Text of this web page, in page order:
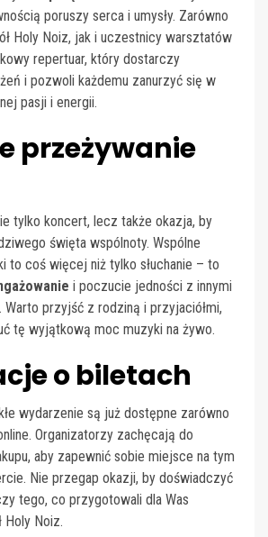
poruszy serca i umysły. Zarówno
Holy Noiz, jak i uczestnicy warsztatów
repertuar, który dostarczy
i pozwoli każdemu zanurzyć się w
pasji i energii.
przeżywanie
tylko koncert, lecz także okazja, by
święta wspólnoty. Wspólne
to coś więcej niż tylko słuchanie – to
i poczucie jedności z innymi
Warto przyjść z rodziną i przyjaciółmi,
tę wyjątkową moc muzyki na żywo.
o biletach
wydarzenie są już dostępne zarówno
Organizatorzy zachęcają do
aby zapewnić sobie miejsce na tym
Nie przegap okazji, by doświadczyć
tego, co przygotowali dla Was
Holy Noiz.